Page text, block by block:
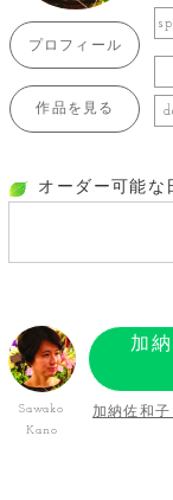
プロフィール
作品を見る
オーダー可能な
Sawako
Kano
加
加納佐和